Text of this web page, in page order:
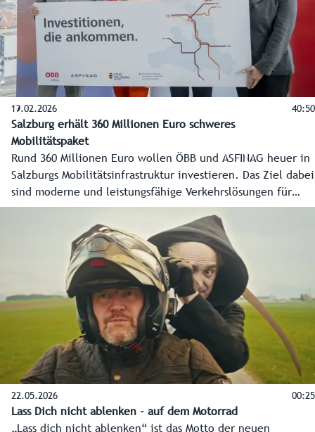
19.02.2026 40:50
Salzburg erhält 360 Millionen Euro schweres
Mobilitätspaket
Rund 360 Millionen Euro wollen ÖBB und ASFINAG heuer in
Salzburgs Mobilitätsinfrastruktur investieren. Das Ziel dabei
sind moderne und leistungsfähige Verkehrslösungen für
Bus, Bahn und Straße. Die Details des 360 Millionen Euro
schweren Mobilitätspakets für Salzburg haben
Landeshauptfrau Karoline Edtstadler und Verkehrsminister
Peter Hanke gemeinsam mit ÖBB und ASFINAG in einer
Pressekonferenz präsentiert.
22.05.2026 00:25
Lass Dich nicht ablenken - auf dem Motorrad
„Lass dich nicht ablenken“ ist das Motto der neuen